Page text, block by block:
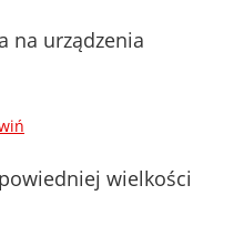
na urządzenia
wielkości